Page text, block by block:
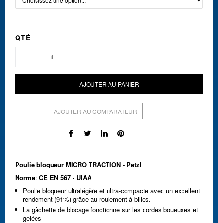
QTÉ
AJOUTER AU PANIER
AJOUTER AU COMPARATEUR
Poulie bloqueur MICRO TRACTION - Petzl
Norme: CE EN 567 - UIAA
Poulie bloqueur ultralégère et ultra-compacte avec un excellent
rendement (91%) grâce au roulement à billes.
La gâchette de blocage fonctionne sur les cordes boueuses et
gelées